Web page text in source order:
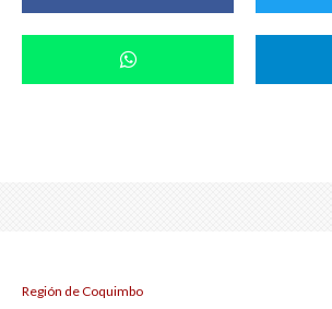
Región de Coquimbo